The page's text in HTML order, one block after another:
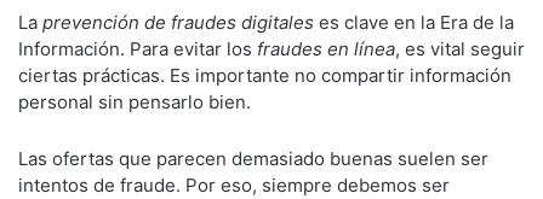
La prevención de fraudes digitales es clave en la Era de la
Información. Para evitar los fraudes en línea, es vital seguir
ciertas prácticas. Es importante no compartir información
personal sin pensarlo bien.
Las ofertas que parecen demasiado buenas suelen ser
intentos de fraude. Por eso, siempre debemos ser